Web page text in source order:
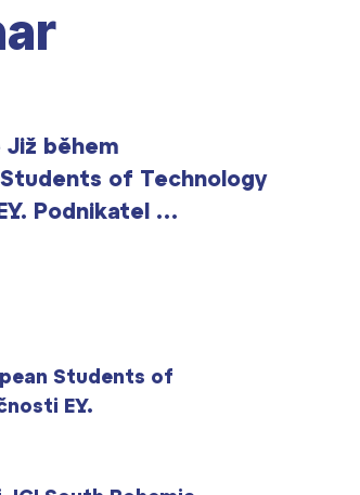
Mám problém!
školního roku
Již během
of Technology
Podnikatel …
Students of
EY.